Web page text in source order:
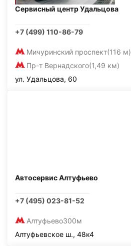
Сервисный центр Удальцова
+7 (499) 110-86-79
Мичуринский проспект(116 м)
Пр-т Вернадского(1,49 км)
ул. Удальцова, 60
Автосервис Алтуфьево
+7 (495) 023-81-52
Алтуфьево300м
Алтуфьевское ш., 48к4